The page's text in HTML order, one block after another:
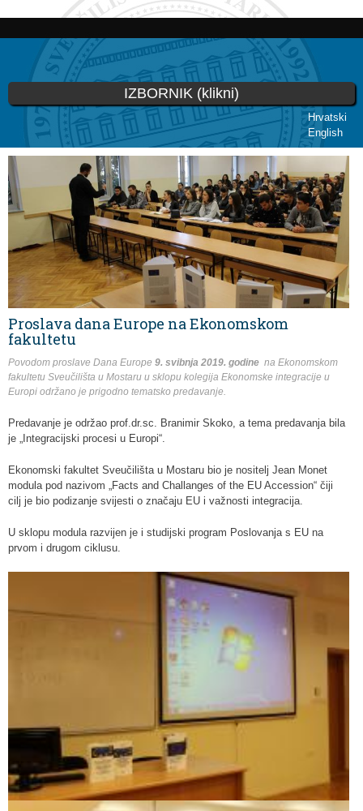
Skoči
glavni
sadržaj
Hrvatski
English
IZBORNIK (klikni)
Vi ste ovdje
Proslava dana Europe na Ekonomskom
fakultetu
Povodom proslave Dana Europe 9. svibnja 2019. godine na Ekonomskom
fakultetu Sveučilišta u Mostaru u sklopu kolegija Ekonomske integracije u
Europi održano je prigodno tematsko predavanje.
Predavanje je održao prof.dr.sc. Branimir Skoko, a tema predavanja bila
je „Integracijski procesi u Europi“.
Ekonomski fakultet Sveučilišta u Mostaru bio je nositelj Jean Monet
modula pod nazivom „Facts and Challanges of the EU Accession“ čiji
cilj je bio podizanje svijesti o značaju EU i važnosti integracija.
U sklopu modula razvijen je i studijski program Poslovanja s EU na
prvom i drugom ciklusu.